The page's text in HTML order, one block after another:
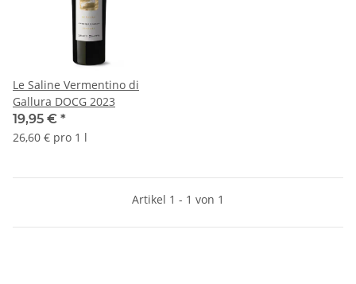
Le Saline Vermentino di
Gallura DOCG 2023
19,95 € *
26,60 € pro 1 l
Artikel 1 - 1 von 1